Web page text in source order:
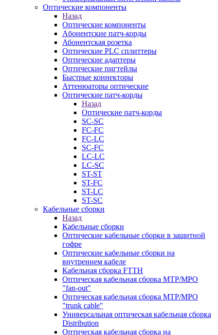
Оптические компоненты
Назад
Оптические компоненты
Aбонентские патч-корды
Абонентская розетка
Оптические PLC сплиттеры
Оптические адаптеры
Оптические пигтейлы
Быстрые коннекторы
Аттенюаторы оптические
Оптические патч-корды
Назад
Оптические патч-корды
SC-SC
FC-FC
FC-LC
SC-FC
LC-LC
LC-SC
ST-ST
ST-FC
ST-LC
ST-SC
Кабельные сборки
Назад
Кабельные сборки
Оптические кабельные сборки в защитной
гофре
Оптические кабельные сборки на
внутреннем кабеле
Кабельная сборка FTTH
Оптическая кабельная сборка MTP/MPO
"fan-out"
Оптическая кабельная сборка MTP/MPO
"trunk cable"
Универсальная оптическая кабельная сборка
Distribution
Оптическая кабельная сборка на